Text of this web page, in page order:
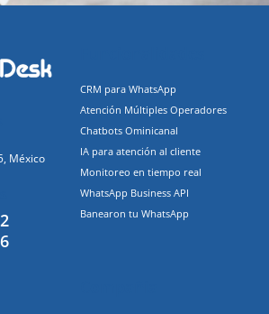
México
CRM para WhatsApp
Atención Múltiples Operadores
Chatbots Ominicanal
IA para atención al cliente
Monitoreo en tiempo real
WhatsApp Business API
Banearon tu WhatsApp